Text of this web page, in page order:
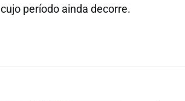
cujo período ainda decorre.